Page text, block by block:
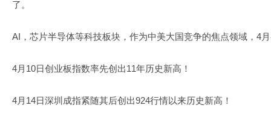
了。
AI，芯片半导体等科技板块，作为中美大国竞争的焦点领域，4
4月10日创业板指数率先创出11年历史新高！
4月14日深圳成指紧随其后创出924行情以来历史新高！